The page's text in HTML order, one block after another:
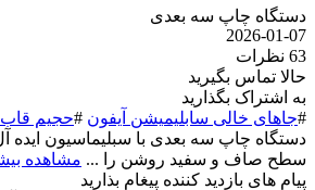
دستگاه چاپ سه بعدی
2026-01-07
63 نظرات
حالا تماس بگیرید
به اشتراک بگذارید
#جاهای خالی سابلیمیشن آیفون #حجیم
دستگاه چاپ سه بعدی با سبلیماسیون
سطح صاف و سفید روشن را ... مشاهده
پیام های بازدید کننده پيغام بذاريد